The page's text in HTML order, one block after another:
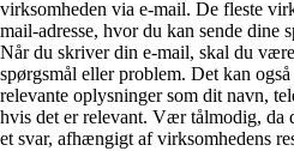
virksomheden via e-mail. De fleste
mail-adresse, hvor du kan sende dine
Når du skriver din e-mail, skal du
spørgsmål eller problem. Det kan
relevante oplysninger som dit navn,
hvis det er relevant. Vær tålmodig, da
et svar, afhængigt af virksomhedens